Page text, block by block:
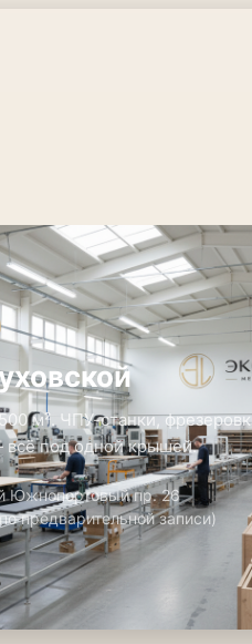
м². ЧПУ-станки,
всё под одной крышей.
Южнопортовый пр. 26
предварительной записи)